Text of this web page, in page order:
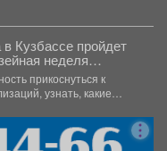
Кузбассе пройдет
неделя
прикоснуться к
узнать, какие